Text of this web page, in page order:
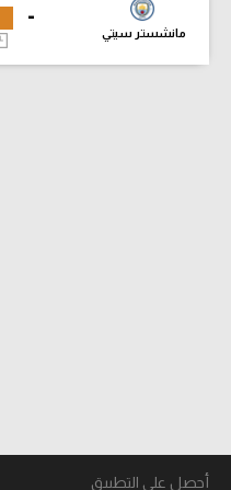
-
مانشستر سيتي
أحصل على التطبيق